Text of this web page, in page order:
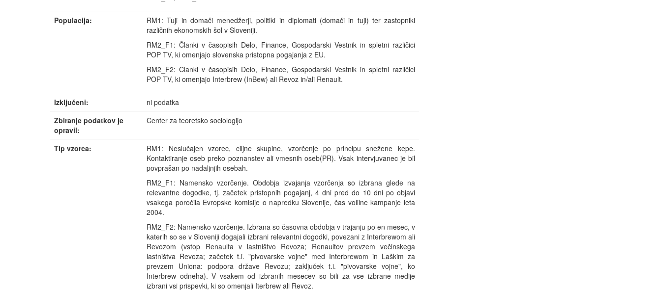
Populacija:
RM1: Tuji in domači menedžerji, politiki in diplomati (domači in tuji) ter zastopniki
različnih ekonomskih šol v Sloveniji.
RM2_F1: Članki v časopisih Delo, Finance, Gospodarski Vestnik in spletni različici
POP TV, ki omenjajo slovenska pristopna pogajanja z EU.
RM2_F2: Članki v časopisih Delo, Finance, Gospodarski Vestnik in spletni različici
POP TV, ki omenjajo Interbrew (InBew) ali Revoz in/ali Renault.
Izključeni:
ni podatka
Zbiranje podatkov je
opravil:
Center za teoretsko sociologijo
Tip vzorca:
RM1: Neslučajen vzorec, ciljne skupine, vzorčenje po principu snežene kepe.
Kontaktiranje oseb preko poznanstev ali vmesnih oseb(PR). Vsak intervjuvanec je bil
povprašan po nadaljnjih osebah.
RM2_F1: Namensko vzorčenje. Obdobja izvajanja vzorčenja so izbrana glede na
relevantne dogodke, tj. začetek pristopnih pogajanj, 4 dni pred do 10 dni po objavi
vsakega poročila Evropske komisije o napredku Slovenije, čas volilne kampanje leta
2004.
RM2_F2: Namensko vzorčenje. Izbrana so časovna obdobja v trajanju po en mesec, v
katerih so se v Sloveniji dogajali izbrani relevantni dogodki, povezani z Interbrewom ali
Revozom (vstop Renaulta v lastništvo Revoza; Renaultov prevzem večinskega
lastništva Revoza; začetek t.i. "pivovarske vojne" med Interbrewom in Laškim za
prevzem Uniona: podpora države Revozu; zaključek t.i. "pivovarske vojne", ko
Interbrew odneha). V vsakem od izbranih mesecev so bili za vse izbrane medije
izbrani vsi prispevki, ki so omenjali Iterbrew ali Revoz.